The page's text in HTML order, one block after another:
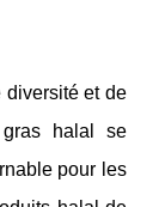
diversité et de
halal se
pour les